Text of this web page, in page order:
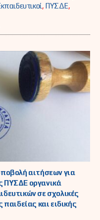
, ΠΥΣΔΕ,
αιτήσεων για
ΠΥΣΔΕ οργανικά
σε σχολικές
παιδείας και ειδικής